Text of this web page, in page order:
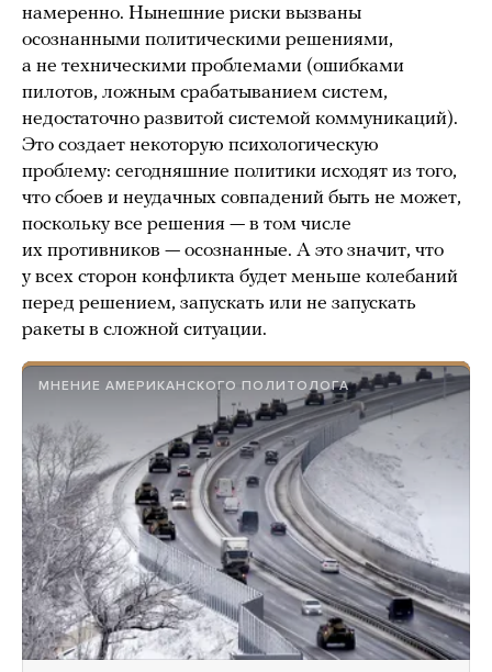
намеренно. Нынешние риски вызваны
осознанными политическими решениями,
а не техническими проблемами (ошибками
пилотов, ложным срабатыванием систем,
недостаточно развитой системой коммуникаций).
Это создает некоторую психологическую
проблему: сегодняшние политики исходят из того,
что сбоев и неудачных совпадений быть не может,
поскольку все решения — в том числе
их противников — осознанные. А это значит, что
у всех сторон конфликта будет меньше колебаний
перед решением, запускать или не запускать
ракеты в сложной ситуации.
МНЕНИЕ АМЕРИКАНСКОГО ПОЛИТОЛОГА